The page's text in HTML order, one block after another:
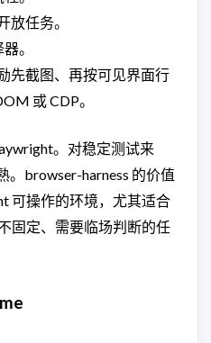
放任务。
。
先截图、再按可见界面行
或 CDP。
。对稳定测试来
。browser-harness 的价值
可操作的环境，尤其适合
固定、需要临场判断的任